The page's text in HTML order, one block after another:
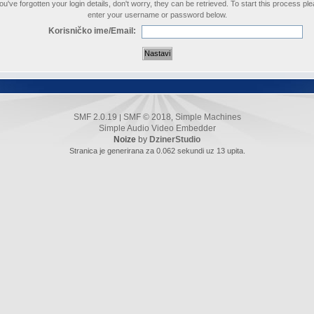
forgotten your login details, don't worry, they can be retrieved. To start this process
enter your username or password below.
Korisničko ime/Email:
SMF 2.0.19 | SMF © 2018 Simple Machines
Simple Audio Video Embedder
Noize by DzinerStudio
Stranica je generirana za 0.062 sekundi uz 13 upita.